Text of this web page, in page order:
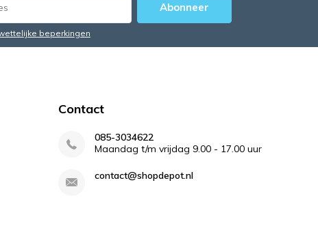
Abonneer
beperkingen
Contact
085-3034622
Maandag t/m vrijdag 9.00 - 17.00 uur
contact@shopdepot.nl